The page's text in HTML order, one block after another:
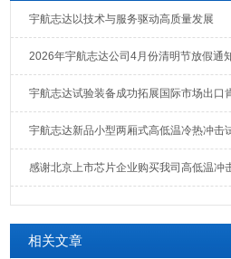
宇航志达以技术与服务驱动高质量发展
2026年宇航志达公司4月份清明节放假通
宇航志达试验装备成功拓展国际市场出口
宇航志达新品小型两厢式高低温冷热冲击
感谢北京上市芯片企业购买我司高低温冲
相关文章